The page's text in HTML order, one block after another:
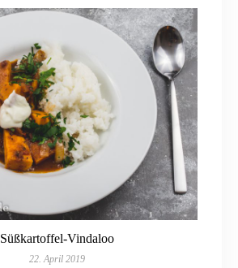
Süßkartoffel-Vindaloo
22. April 2019